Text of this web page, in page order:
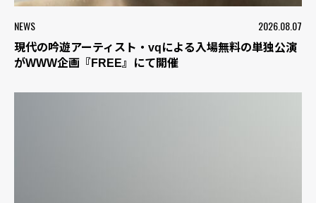
NEWS 2026.08.07
現代の吟遊アーティスト・vqによる入場無料の単独公演
がWWW企画『FREE』にて開催